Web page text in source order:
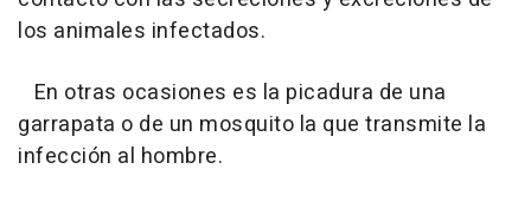
los animales infectados.
En otras ocasiones es la picadura de una
garrapata o de un mosquito la que transmite la
infección al hombre.